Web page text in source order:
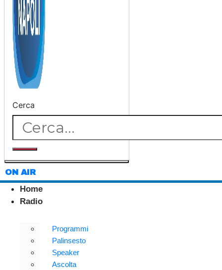
Cerca
ON AIR
Home
Radio
Programmi
Palinsesto
Speaker
Ascolta